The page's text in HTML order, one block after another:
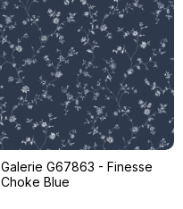
Galerie G67863 - Finesse
Choke Blue